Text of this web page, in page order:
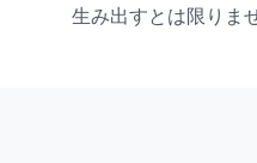
生み出すとは限りま